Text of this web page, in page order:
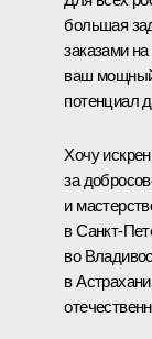
большая
заказами
ваш мощный
потенциал
Хочу
за
и
в
во
в